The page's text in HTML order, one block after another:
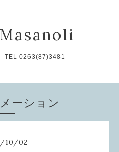
TEL 0263(87)3481
ーション
/10/02